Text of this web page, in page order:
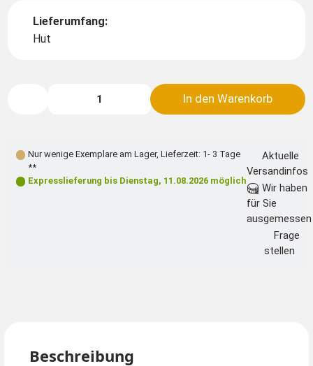
Lieferumfang:
Hut
In den Warenkorb
Nur wenige Exemplare am Lager, Lieferzeit: 1- 3 Tage
**
Expresslieferung bis Dienstag, 11.08.2026 möglich
Aktuelle
Versandinfos
für Sie
ausgemessen
Frage
stellen
Beschreibung